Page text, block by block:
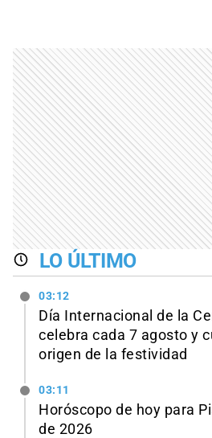
LO ÚLTIMO
03:12
Día Internacional de la
celebra cada 7 agosto y
origen de la festividad
03:11
Horóscopo de hoy para
de 2026